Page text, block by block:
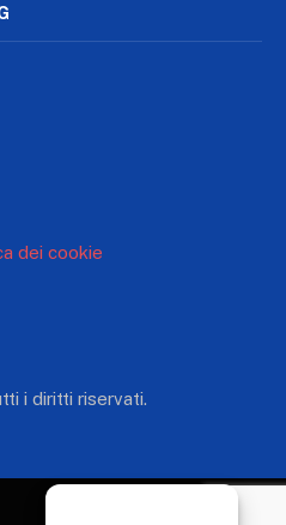
dei cookie
i diritti riservati.